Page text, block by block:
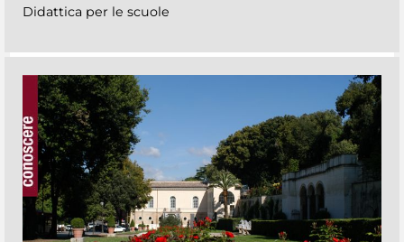
Didattica per le scuole